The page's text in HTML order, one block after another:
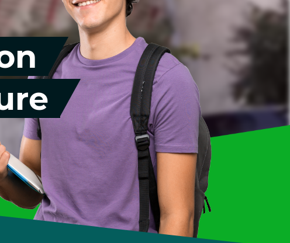
Tourismus & Hospitality
Tourismus- & Hotelmanagement
Sport- & Event-Tourismus
Global Communication in Business & Culture
Studiengebühr & Finanzierung